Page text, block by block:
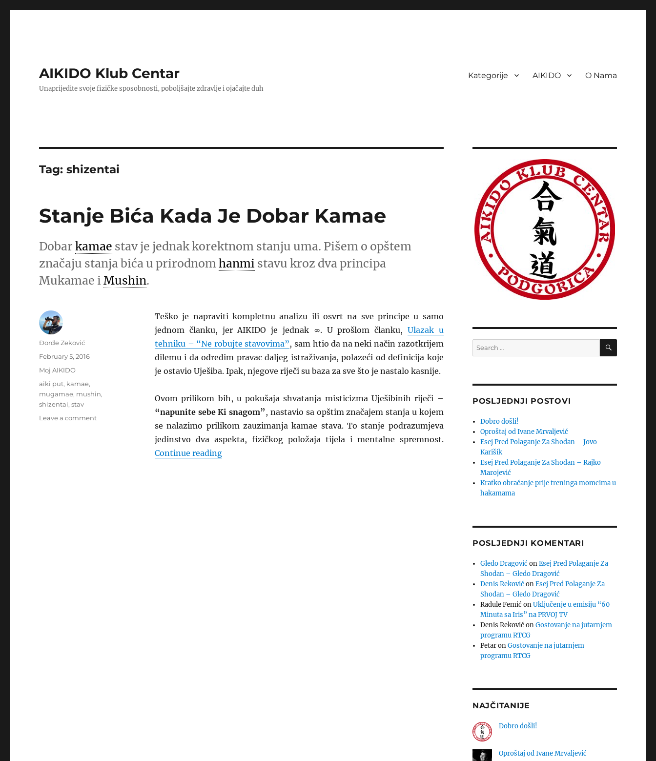
AIKIDO Klub Centar
Unaprijedite svoje fizičke sposobnosti, poboljšajte zdravlje i ojačajte duh
Kategorije AIKIDO O Nama
Tag:shizentai
Stanje Bića Kada Je Dobar Kamae
Dobarkamae stav je jednak korektnom stanju uma. Pišem o opštem
značaju stanja bića u prirodnomhanmi stavu kroz dva principa
Mukamae iMushin.
Teško je napraviti kompletnu analizu ili osvrt na sve principe u samo
jednom članku, jer AIKIDO je jednak ∞. U prošlom članku, Ulazak u
tehniku – “Ne robujte stavovima”, sam htio da na neki način razotkrijem
dilemu i da odredim pravac daljeg istraživanja, polazeći od definicija koje
je ostavio Uješiba. Ipak, njegove riječi su baza za sve što je nastalo kasnije.
Ovom prilikom bih, u pokušaja shvatanja misticizma Uješibinih riječi –
“napunite sebe Ki snagom”, nastavio sa opštim značajem stanja u kojem
se nalazimo prilikom zauzimanja kamae stava. To stanje podrazumjeva
jedinstvo dva aspekta, fizičkog položaja tijela i mentalne spremnost.
Continue reading“Stanje Bića Kada Je Dobar Kamae”
Author
Đorđe Zeković
Posted
February 5, 2016
Categories
Moj AIKIDO
Tags
aiki put, kamae,
mugamae, mushin,
shizentai,stav
Leave a commenton
Search
for:
SEARCH
POSLJEDNJI POSTOVI
Dobro došli!
Oproštaj od Ivane Mrvaljević
Esej Pred Polaganje Za Shodan – Jovo
Karišik
Esej Pred Polaganje Za Shodan – Rajko
Marojević
Kratko obraćanje prije treninga momcima u
hakamama
POSLJEDNJI KOMENTARI
Gledo Dragović onEsej Pred Polaganje Za
Shodan – Gledo Dragović
Denis Reković onEsej Pred Polaganje Za
Shodan – Gledo Dragović
Radule Femić onUključenje u emisiju “60
Minuta sa Iris” na PRVOJ TV
Denis Reković onGostovanje na jutarnjem
programu RTCG
PetaronGostovanje na jutarnjem
programu RTCG
NAJČITANIJE
Dobro došli!
Oproštaj od Ivane Mrvaljević